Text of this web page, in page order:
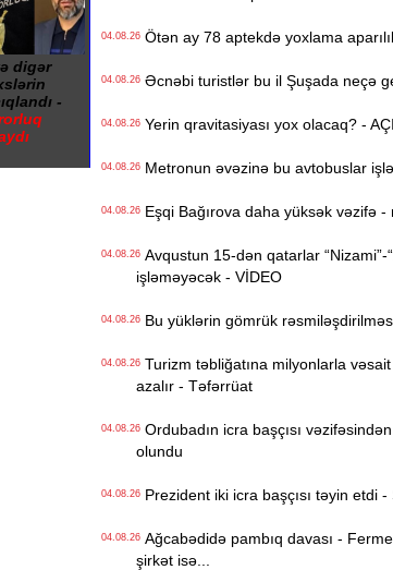
digər
-
04.08.26Ötən ay 78 aptekdə yoxlama
04.08.26Əcnəbi turistlər bu il Şuşada neçə
04.08.26Yerin qravitasiyası yox olacaq? -
04.08.26Metronun əvəzinə bu avtobuslar
04.08.26Eşqi Bağırova daha yüksək vəzifə -
04.08.26Avqustun 15-dən qatarlar “Nizami”-
işləməyəcək - VİDEO
04.08.26Bu yüklərin gömrük
04.08.26Turizm təbliğatına milyonlarla
azalır - Təfərrüat
04.08.26Ordubadın icra başçısı
olundu
04.08.26Prezident iki icra başçısı təyin etdi
04.08.26Ağcabədidə pambıq davası -
şirkət isə...